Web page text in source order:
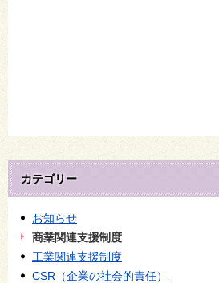
カテゴリー
お知らせ
商業関連支援制度
工業関連支援制度
CSR（企業の社会的責任）